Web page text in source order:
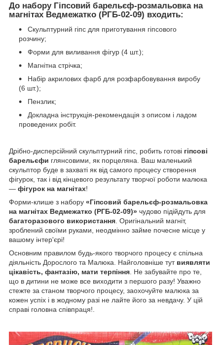
До набору Гіпсовий барельєф-розмальовка на
магнітах Ведмежатко (РГБ-02-09) входить:
Скульптурний гіпс для приготування гіпсового
розчину;
Форми для виливання фігур (4 шт.);
Магнітна стрічка;
Набір акрилових фарб для розфарбовування виробу
(6 шт.);
Пензлик;
Докладна інструкція-рекомендація з описом і ладом
проведених робіт.
Дрібно-дисперсійний скульптурний гіпс, робить готові гіпсові
барельєфи глянсовими, як порцеляна. Ваш маленький
скульптор буде в захваті як від самого процесу створення
фігурок, так і від кінцевого результату творчої роботи малюка
— фігурок на магнітах!
Форми-клише з набору «Гіпсовий барельєф-розмальовка
на магнітах Ведмежатко (РГБ-02-09)» чудово підійдуть для
багаторазового використання. Оригінальний магніт,
зроблений своїми руками, неодмінно займе почесне місце у
вашому інтер'єрі!
Основним правилом будь-якого творчого процесу є спільна
діяльність Дорослого та Малюка. Найголовніше тут виявляти
цікавість, фантазію, мати терпіння. Не забувайте про те,
що в дитини не може все виходити з першого разу! Уважно
стежте за станом творчого процесу, заохочуйте малюка за
кожен успіх і в жодному разі не лайте його за невдачу. У цій
справі головна співпраця!.